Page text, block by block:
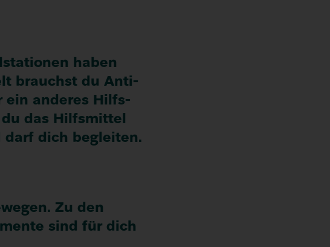
haben
brauchst du Anti-
ein anderes Hilfs­
das Hilfs­mittel
darf dich begleiten.
Zu den
sind für dich